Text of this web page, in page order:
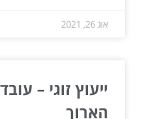
אוג 26, 2021
ייעוץ זוגי –
הארוך